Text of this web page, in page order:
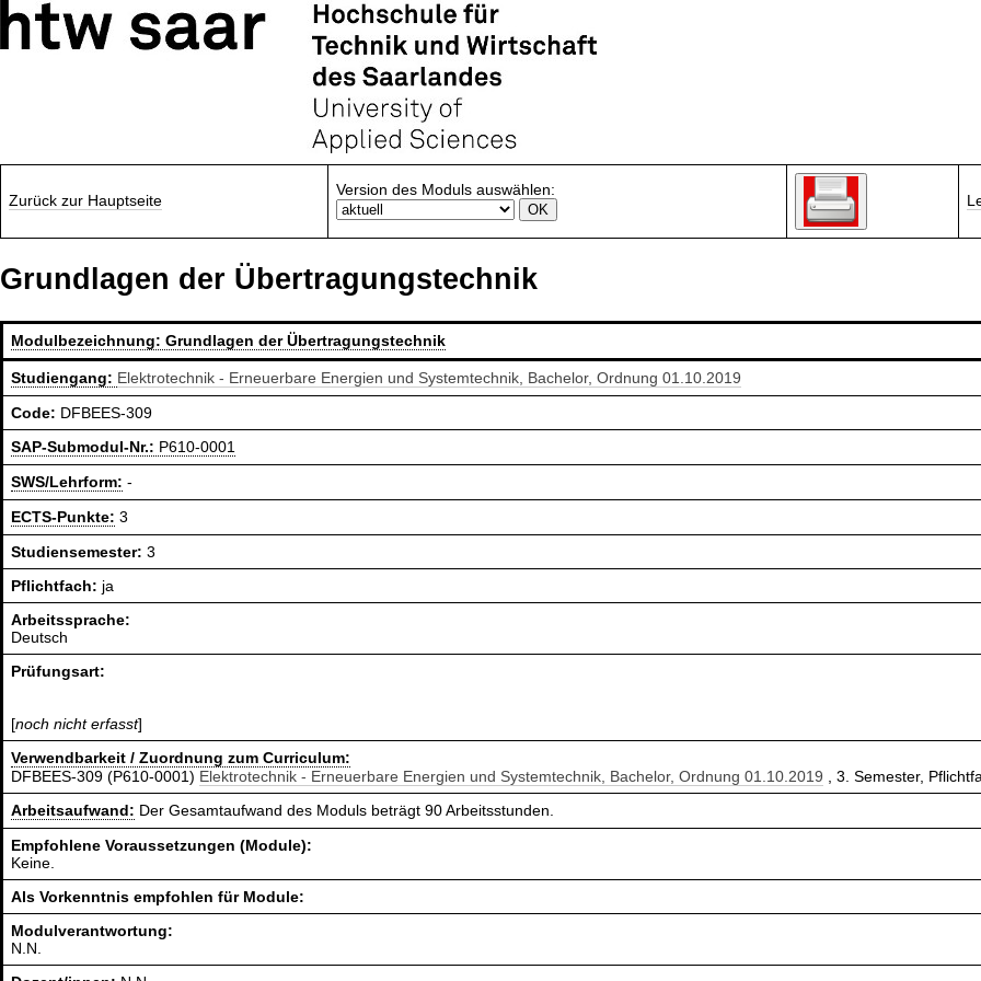
Zurück zur Hauptseite
Version des Moduls auswählen:
Grundlagen der Übertragungstechnik
Modulbezeichnung:Grundlagen der Übertragungstechnik
Studiengang: Elektrotechnik - Erneuerbare Energien und Systemtechnik, Bachelor, Ordnung 01.10.2019
Code: DFBEES-309
SAP-Submodul-Nr.: P610-0001
SWS/Lehrform: -
ECTS-Punkte: 3
Studiensemester:3
Pflichtfach: ja
Arbeitssprache:
Deutsch
Prüfungsart:
[noch nicht erfasst]
Verwendbarkeit / Zuordnung zum Curriculum:
DFBEES-309 (P610-0001) Elektrotechnik - Erneuerbare Energien und Systemtechnik, Bachelor, Ordnung 01.10.2019 , 3. Semester,
Arbeitsaufwand: Der Gesamtaufwand des Moduls beträgt 90 Arbeitsstunden.
Empfohlene Voraussetzungen (Module):
Keine.
Als Vorkenntnis empfohlen für Module:
Modulverantwortung:
N.N.